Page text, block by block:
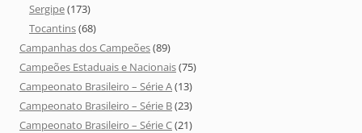
Sergipe(173)
Tocantins(68)
Campanhas dos Campeões(89)
Campeões Estaduais e Nacionais(75)
Campeonato Brasileiro – Série A(13)
Campeonato Brasileiro – Série B(23)
Campeonato Brasileiro – Série C(21)